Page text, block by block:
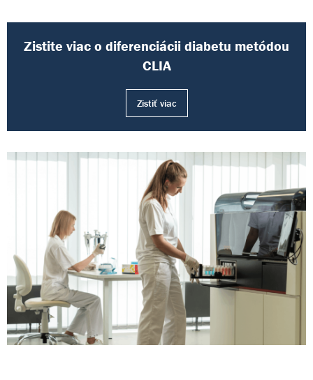
Zistite viac o diferenciácii diabetu metódou
CLIA
Zistiť viac